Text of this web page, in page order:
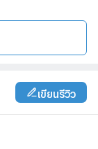
เขียนรีวิว